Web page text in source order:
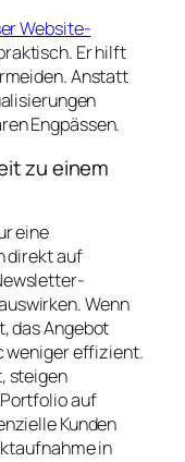
Website-
Er hilft
Anstatt
Engpässen.
zu einem
eine
direkt auf
Wenn
das Angebot
weniger effizient.
steigen
auf
Kunden
in